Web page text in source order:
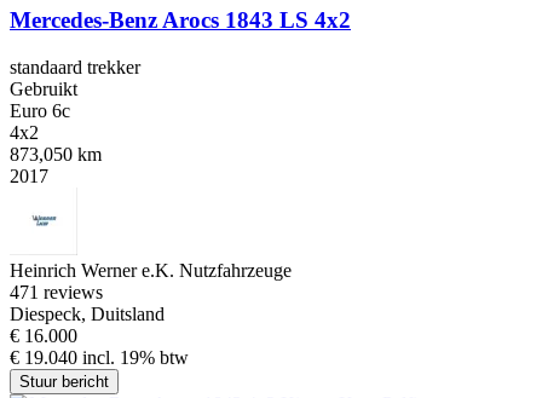
Mercedes-Benz Arocs 1843 LS 4x2
standaard trekker
Gebruikt
Euro 6c
4x2
873,050 km
2017
Heinrich Werner e.K. Nutzfahrzeuge
471 reviews
Diespeck, Duitsland
€ 16.000
€ 19.040 incl. 19% btw
Stuur bericht